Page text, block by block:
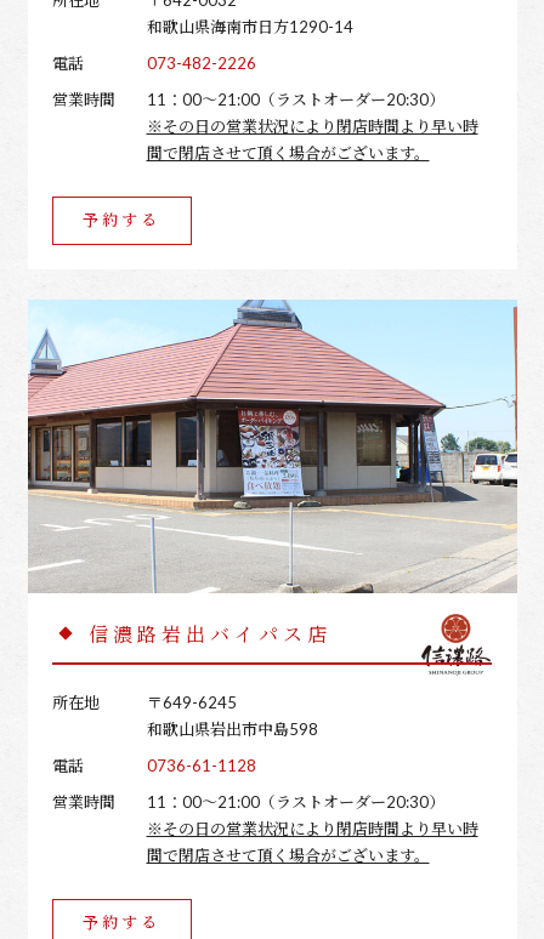
和歌山県海南市日方1290-14
電話
073-482-2226
営業時間
11：00～21:00（ラストオーダー20:30）
※その日の営業状況により閉店時間より早い時
間で閉店させて頂く場合がございます。
予約する
信濃路岩出バイパス店
所在地
〒649-6245
和歌山県岩出市中島598
電話
0736-61-1128
営業時間
11：00～21:00（ラストオーダー20:30）
※その日の営業状況により閉店時間より早い時
間で閉店させて頂く場合がございます。
予約する